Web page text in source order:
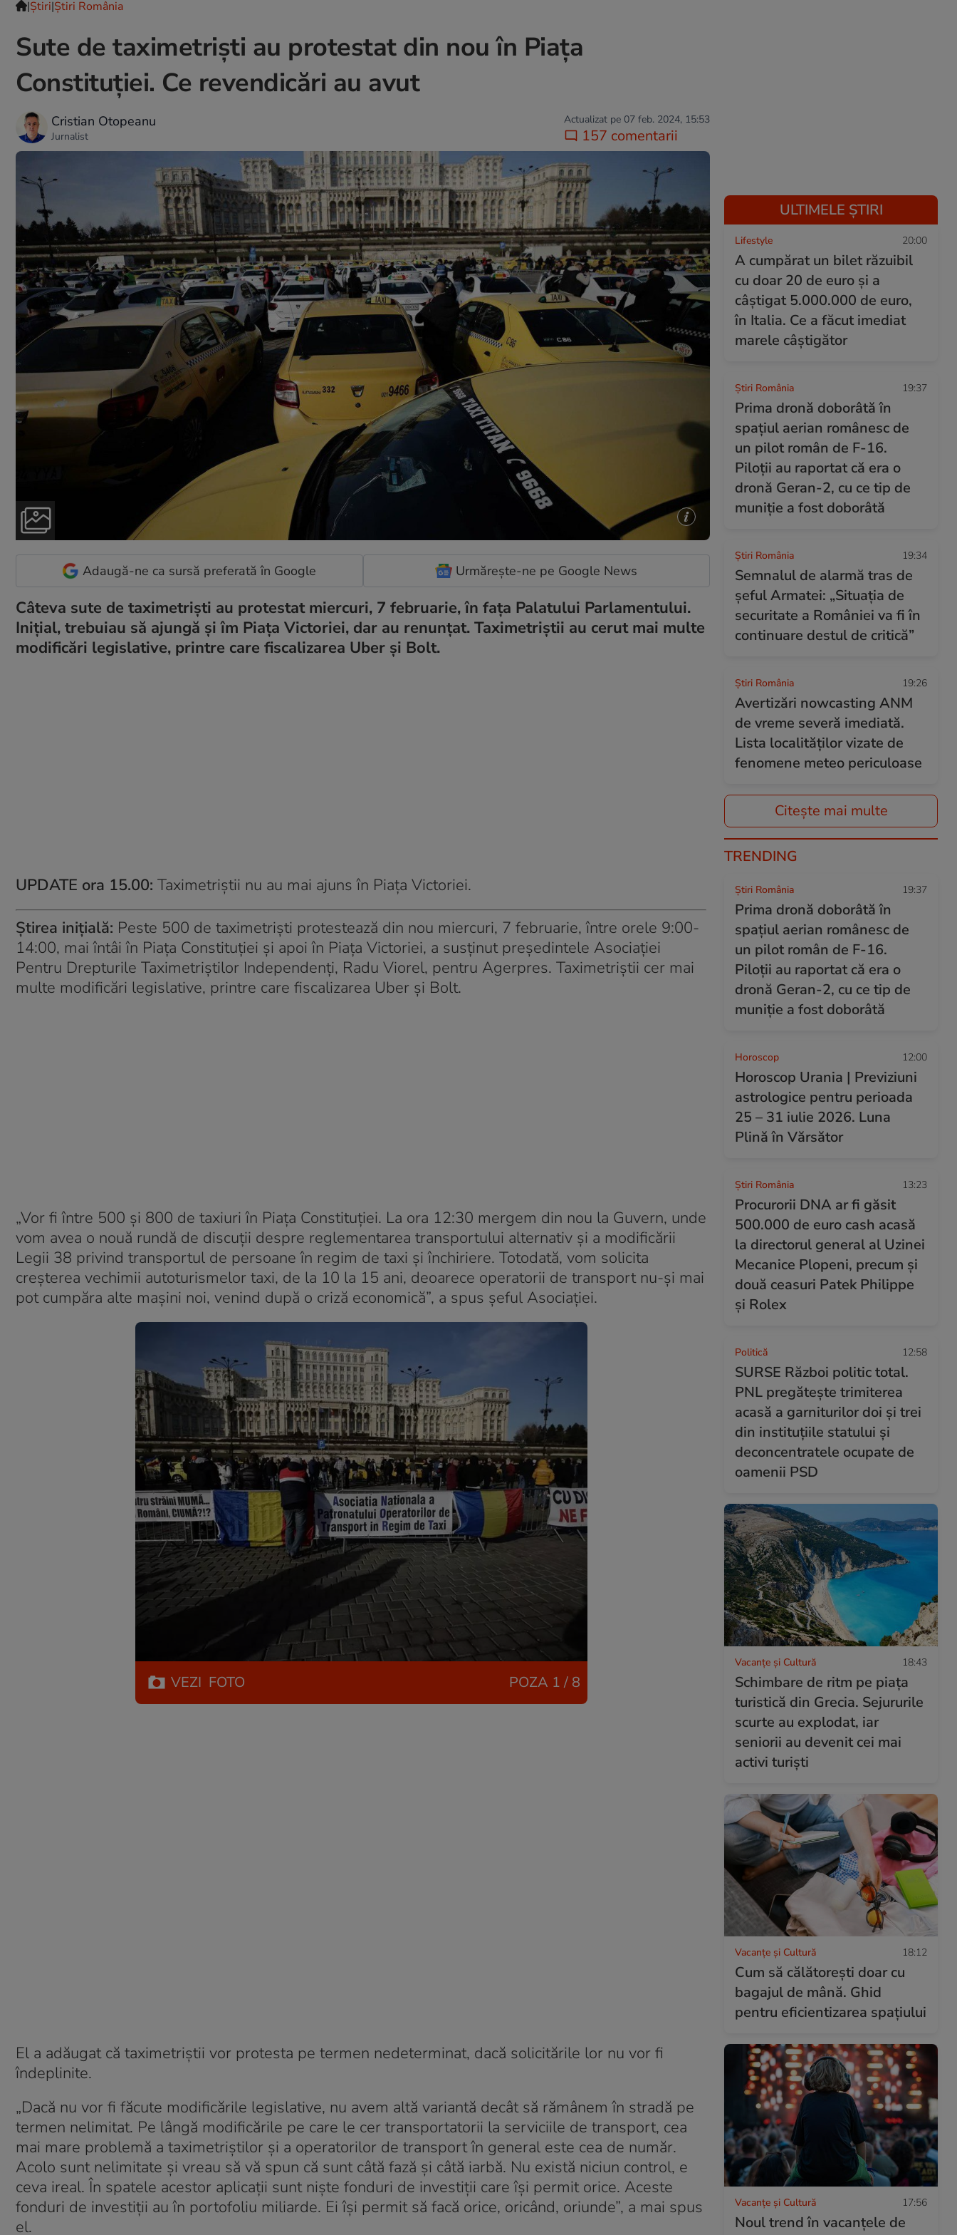
|Ştiri|Știri România
Sute de taximetrişti au protestat din nou în Piaţa
Constituţiei. Ce revendicări au avut
Cristian Otopeanu
Jurnalist
Actualizat pe 07 feb. 2024, 15:53
157 comentarii
Adaugă-ne ca sursă preferată în Google Urmărește-ne pe Google News
Câteva sute de taximetriști au protestat miercuri, 7 februarie, în fața Palatului Parlamentului.
Inițial, trebuiau să ajungă și îm Piața Victoriei, dar au renunțat. Taximetriștii au cerut mai multe
modificări legislative, printre care fiscalizarea Uber și Bolt.
UPDATE ora 15.00: Taximetriștii nu au mai ajuns în Piața Victoriei.
Știrea inițială: Peste 500 de taximetrişti protestează din nou miercuri, 7 februarie, între orele 9:00-
14:00, mai întâi în Piaţa Constituţiei şi apoi în Piaţa Victoriei, a susținut preşedintele Asociaţiei
Pentru Drepturile Taximetriştilor Independenţi, Radu Viorel, pentru Agerpres. Taximetriștii cer mai
multe modificări legislative, printre care fiscalizarea Uber și Bolt.
„Vor fi între 500 şi 800 de taxiuri în Piaţa Constituţiei. La ora 12:30 mergem din nou la Guvern, unde
vom avea o nouă rundă de discuţii despre reglementarea transportului alternativ şi a modificării
Legii 38 privind transportul de persoane în regim de taxi şi închiriere. Totodată, vom solicita
creşterea vechimii autoturismelor taxi, de la 10 la 15 ani, deoarece operatorii de transport nu-şi mai
pot cumpăra alte maşini noi, venind după o criză economică”, a spus șeful Asociației.
VEZI FOTO POZA 1 / 8
El a adăugat că taximetriştii vor protesta pe termen nedeterminat, dacă solicitările lor nu vor fi
îndeplinite.
„Dacă nu vor fi făcute modificările legislative, nu avem altă variantă decât să rămânem în stradă pe
termen nelimitat. Pe lângă modificările pe care le cer transportatorii la serviciile de transport, cea
mai mare problemă a taximetriştilor şi a operatorilor de transport în general este cea de număr.
Acolo sunt nelimitate şi vreau să vă spun că sunt câtă fază şi câtă iarbă. Nu există niciun control, e
ceva ireal. În spatele acestor aplicaţii sunt nişte fonduri de investiţii care îşi permit orice. Aceste
fonduri de investiţii au în portofoliu miliarde. Ei îşi permit să facă orice, oricând, oriunde”, a mai spus
el.
ULTIMELE ȘTIRI
Lifestyle 20:00
A cumpărat un bilet răzuibil
cu doar 20 de euro și a
câștigat 5.000.000 de euro,
în Italia. Ce a făcut imediat
marele câștigător
Știri România 19:37
Prima dronă doborâtă în
spațiul aerian românesc de
un pilot român de F-16.
Piloții au raportat că era o
dronă Geran-2, cu ce tip de
muniție a fost doborâtă
Știri România 19:34
Semnalul de alarmă tras de
șeful Armatei: „Situația de
securitate a României va fi în
continuare destul de critică”
Știri România 19:26
Avertizări nowcasting ANM
de vreme severă imediată.
Lista localităților vizate de
fenomene meteo periculoase
Citește mai multe
TRENDING
Știri România 19:37
Prima dronă doborâtă în
spațiul aerian românesc de
un pilot român de F-16.
Piloții au raportat că era o
dronă Geran-2, cu ce tip de
muniție a fost doborâtă
Horoscop 12:00
Horoscop Urania | Previziuni
astrologice pentru perioada
25 – 31 iulie 2026. Luna
Plină în Vărsător
Știri România 13:23
Procurorii DNA ar fi găsit
500.000 de euro cash acasă
la directorul general al Uzinei
Mecanice Plopeni, precum și
două ceasuri Patek Philippe
și Rolex
Politică 12:58
SURSE Război politic total.
PNL pregătește trimiterea
acasă a garniturilor doi și trei
din instituțiile statului și
deconcentratele ocupate de
oamenii PSD
Vacanțe și Cultură 18:43
Schimbare de ritm pe piața
turistică din Grecia. Sejururile
scurte au explodat, iar
seniorii au devenit cei mai
activi turiști
Vacanțe și Cultură 18:12
Cum să călătoreşti doar cu
bagajul de mână. Ghid
pentru eficientizarea spaţiului
Vacanțe și Cultură 17:56
Noul trend în vacanțele de